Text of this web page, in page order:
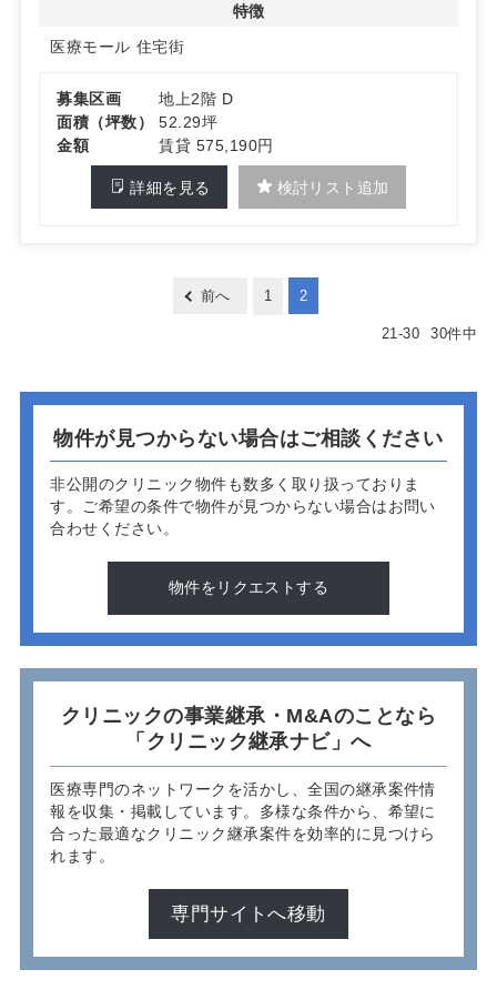
特徴
医療モール 住宅街
募集区画
地上2階 D
面積（坪数）
52.29坪
金額
賃貸 575,190円
詳細を見る 検討リスト追加
前へ 1 2
21 -30 30件中
物件が見つからない場合はご相談ください
非公開のクリニック物件も数多く取り扱っておりま
す。 ご希望の条件で物件が見つからない場合はお問い
合わせください。
物件をリクエストする
クリニックの事業継承・M&Aのことなら
「クリニック継承ナビ」へ
医療専門のネットワークを活かし、全国の継承案件情
報を収集・掲載しています。多様な条件から、希望に
合った最適なクリニック継承案件を効率的に見つけら
れます。
専門サイトへ移動